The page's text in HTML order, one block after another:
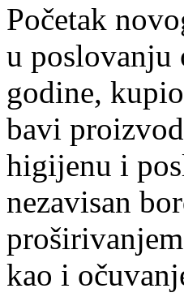
Početak
u poslovanju
godine,
bavi
higijenu i
nezavisan
kao i